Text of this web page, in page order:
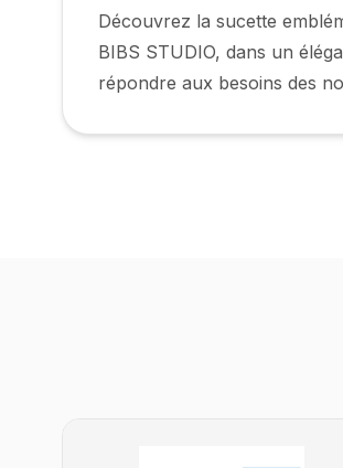
Découvrez la sucette
BIBS STUDIO, dans un
répondre aux besoins des